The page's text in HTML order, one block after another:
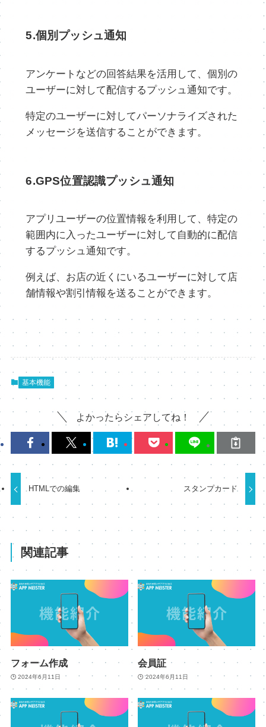
5.個別プッシュ通知
アンケートなどの回答結果を活用して、個別の
ユーザーに対して配信するプッシュ通知です。
特定のユーザーに対してパーソナライズされた
メッセージを送信することができます。
6.GPS位置認識プッシュ通知
アプリユーザーの位置情報を利用して、特定の
範囲内に入ったユーザーに対して自動的に配信
するプッシュ通知です。
例えば、お店の近くにいるユーザーに対して店
舗情報や割引情報を送ることができます。
基本機能
よかったらシェアしてね！
HTMLでの編集 スタンプカード
関連記事
フォーム作成
2024年6月11日
会員証
2024年6月11日